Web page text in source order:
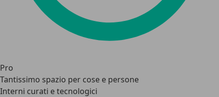
Pro
Tantissimo spazio per cose e persone
Interni curati e tecnologici